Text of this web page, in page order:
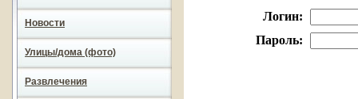
Новости
Улицы/дома (фото)
Развлечения
Логин:
Пароль: